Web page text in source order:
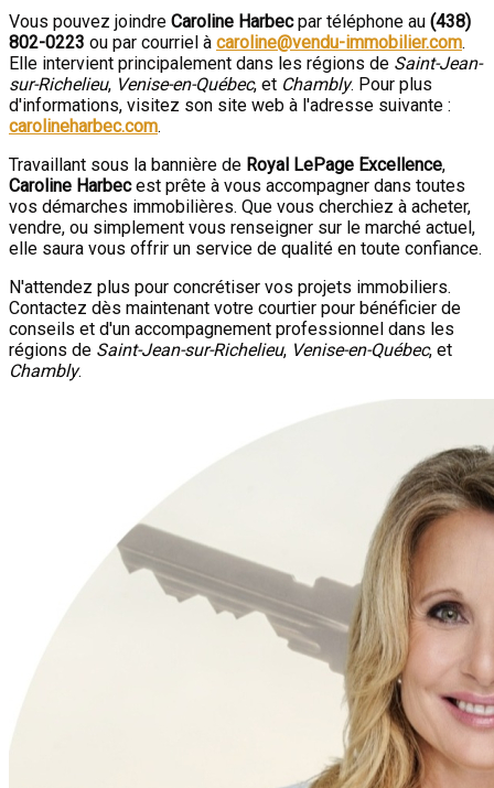
Vous pouvez joindre Caroline Harbecpar téléphone au (438)
802-0223 ou par courriel à caroline@vendu-immobilier.com.
Elle intervient principalement dans les régions de Saint-Jean-
sur-Richelieu, Venise-en-Québec, et Chambly. Pour plus
d'informations, visitez son site web à l'adresse suivante :
carolineharbec.com.
Travaillant sous la bannière de Royal LePage Excellence,
Caroline Harbecest prête à vous accompagner dans toutes
vos démarches immobilières. Que vous cherchiez à acheter,
vendre, ou simplement vous renseigner sur le marché actuel,
elle saura vous offrir un service de qualité en toute confiance.
N'attendez plus pour concrétiser vos projets immobiliers.
Contactez dès maintenant votre courtier pour bénéficier de
conseils et d'un accompagnement professionnel dans les
régions de Saint-Jean-sur-Richelieu, Venise-en-Québec, et
Chambly.